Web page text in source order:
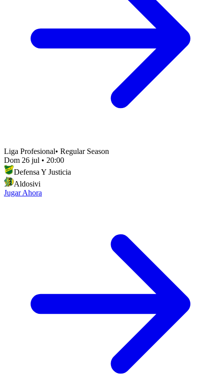
Liga Profesional• Regular Season
Dom 26 jul • 20:00
Defensa Y Justicia
Aldosivi
Jugar Ahora